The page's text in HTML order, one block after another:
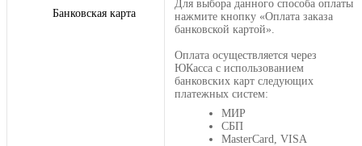
Банковская карта
Для выбора данного способа оплаты
нажмите кнопку «Оплата заказа
банковской картой».
Оплата осуществляется через
ЮКасса с использованием
банковских карт следующих
платежных систем:
МИР
СБП
MasterCard, VISA